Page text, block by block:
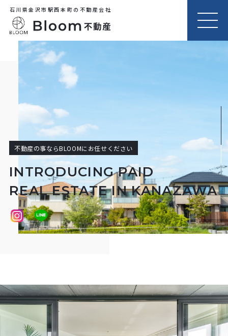
石川県金沢市駅西本町の不動産会社
MEN
U
不動産の事ならBLOOMにお任せください
INTRODUCING PAID
REAL ESTATE IN KANAZAWA